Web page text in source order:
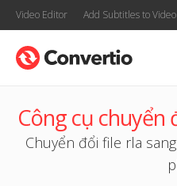
Video Editor Add Subtitles to Video
Công cụ chuyển
Chuyển đổi file rla